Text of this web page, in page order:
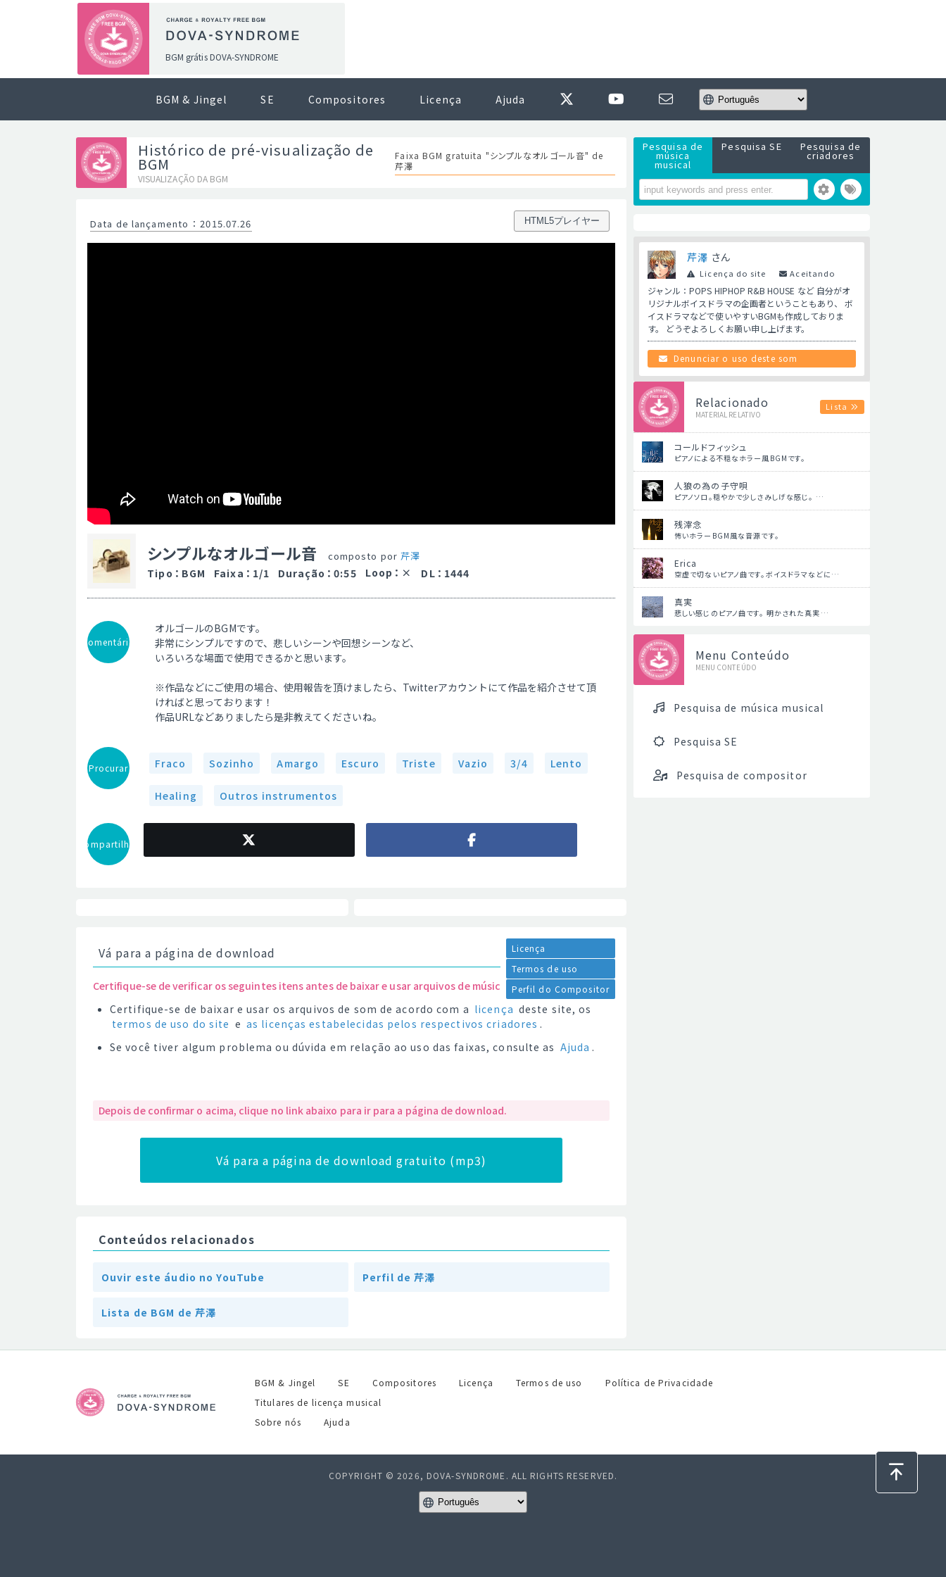
BGM grátis DOVA-SYNDROME
BGM & Jingel SE Compositores Licença Ajuda
Histórico de pré-visualização de
BGM
VISUALIZAÇÃO DA BGM
Faixa BGM gratuita "シンプルなオルゴール音" de
芹澤
Data de lançamento ： 2015.07.26 HTML5プレイヤー
シンプルなオルゴール音 composto por芹澤
Tipo ： BGM Faixa ： 1/1 Duração ： 0:55 Loop ： DL ： 1444
Comentário
オルゴールのBGMです。
非常にシンプルですので、悲しいシーンや回想シーンなど、
いろいろな場面で使用できるかと思います。
※作品などにご使用の場合、使用報告を頂けましたら、Twitterアカウントにて作品を紹介させて頂
ければと思っております！
作品URLなどありましたら是非教えてくださいね。
Procurar Fraco Sozinho Amargo Escuro Triste Vazio 3/4 Lento
Healing Outros instrumentos
Compartilhar
Vá para a página de download
Licença
Termos de uso
Perfil do Compositor
Certifique-se de verificar os seguintes itens antes de baixar e usar arquivos de música.
Certifique-se de baixar e usar os arquivos de som de acordo com a licença deste site, os
termos de uso do site e as licenças estabelecidas pelos respectivos criadores .
Se você tiver algum problema ou dúvida em relação ao uso das faixas, consulte as Ajuda .
Depois de confirmar o acima, clique no link abaixo para ir para a página de download.
Vá para a página de download gratuito (mp3)
Conteúdos relacionados
Ouvir este áudio no YouTube Perfil de 芹澤
Lista de BGM de 芹澤
Pesquisa de
música
musical
Pesquisa SE Pesquisa de
criadores
芹澤 さん
Licença do site Aceitando
ジャンル：POPS HIPHOP R&B HOUSE など 自分がオ
リジナルボイスドラマの企画者ということもあり、 ボ
イスドラマなどで使いやすいBGMも作成しておりま
す。 どうぞよろしくお願い申し上げます。
Denunciar o uso deste som
Relacionado
MATERIAL RELATIVO
Lista
コールドフィッシュ
ピアノによる不穏なホラー風BGMです。
人狼の為の子守唄
ピアノソロ。穏やかで少しさみしげな感じ。 …
残滓念
怖いホラーBGM風な音源です。
Erica
空虚で切ないピアノ曲です。ボイスドラマなどに…
真実
悲しい感じのピアノ曲です。 明かされた真実…
Menu Conteúdo
MENU CONTEÚDO
Pesquisa de música musical
Pesquisa SE
Pesquisa de compositor
BGM & Jingel SE Compositores Licença Termos de uso
Política de Privacidade
Titulares de licença musical
Sobre nós
Ajuda
COPYRIGHT © 2026, DOVA-SYNDROME. ALL RIGHTS RESERVED.